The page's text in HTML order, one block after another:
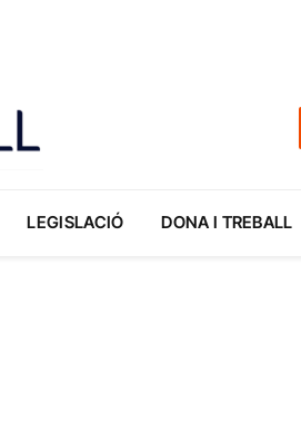
LEGISLACIÓ DONA I TREBALL